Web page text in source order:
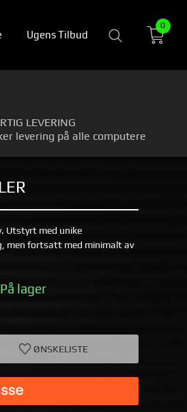
Ugens Tilbud
0
LEVERING
levering på alle computere
Utstyrt med unike
men fortsatt med minimalt av
På lager
ØNSKELISTE